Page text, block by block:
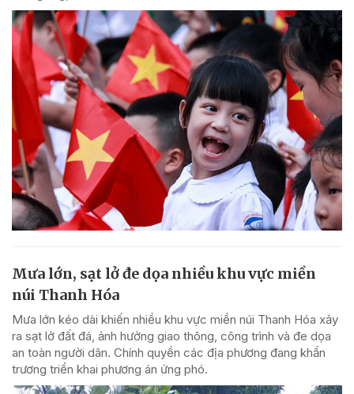
Mưa lớn, sạt lở đe dọa nhiều khu vực miền
núi Thanh Hóa
Mưa lớn kéo dài khiến nhiều khu vực miền núi Thanh Hóa xảy
ra sạt lở đất đá, ảnh hưởng giao thông, công trình và đe dọa
an toàn người dân. Chính quyền các địa phương đang khẩn
trương triển khai phương án ứng phó.